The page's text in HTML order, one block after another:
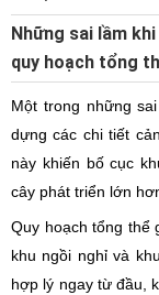
Những sai lầm
quy hoạch tổng
Một trong những
dựng các chi tiết
này khiến bố cục
cây phát triển lớn
Quy hoạch tổng thể
khu ngồi nghỉ và
hợp lý ngay từ đầu,